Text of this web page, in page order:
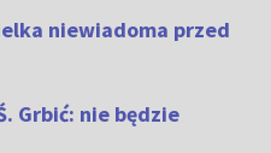
niewiadoma przed
Grbić: nie będzie